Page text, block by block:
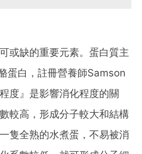
或缺的重要元素。蛋白質主
蛋白，註冊營養師Samson
度』是影響消化程度的關
較高，形成分子較大和結構
隻全熟的水煮蛋，不易被消